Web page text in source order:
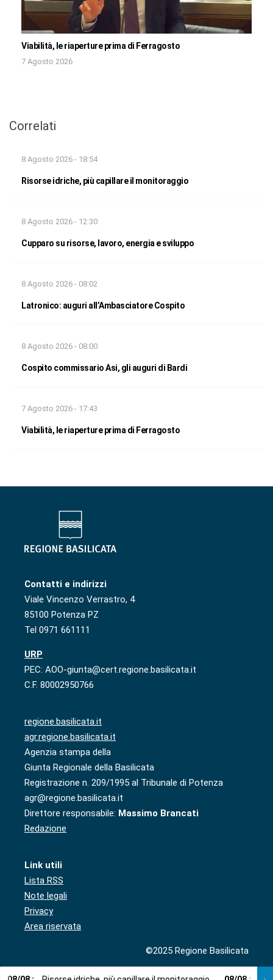
Viabilità, le riaperture prima di Ferragosto
7 Agosto 2026
Correlati
8 Agosto 2026 - 18:54
Risorse idriche, più capillare il monitoraggio
8 Agosto 2026 - 12:30
Cupparo su risorse, lavoro, energia e sviluppo
8 Agosto 2026 - 08:02
Latronico: auguri all’Ambasciatore Cospito
8 Agosto 2026 - 08:00
Cospito commissario Asi, gli auguri di Bardi
7 Agosto 2026 - 17:43
Viabilità, le riaperture prima di Ferragosto
Contatti e indirizzi
Viale Vincenzo Verrastro, 4
85100 Potenza PZ
Tel 0971 661111
URP
PEC: AOO-giunta@cert.regione.basilicata.it
C.F. 80002950766
regione.basilicata.it
agr.regione.basilicata.it
Agenzia stampa della
Giunta Regionale della Basilicata
Registrazione n. 209/1995 al Tribunale di Potenza
agr@regione.basilicata.it
Direttore responsabile: Massimo Brancati
Redazione
Link utili
Lista RSS
Note legali
Privacy
Area riservata
©2025 Regione Basilicata